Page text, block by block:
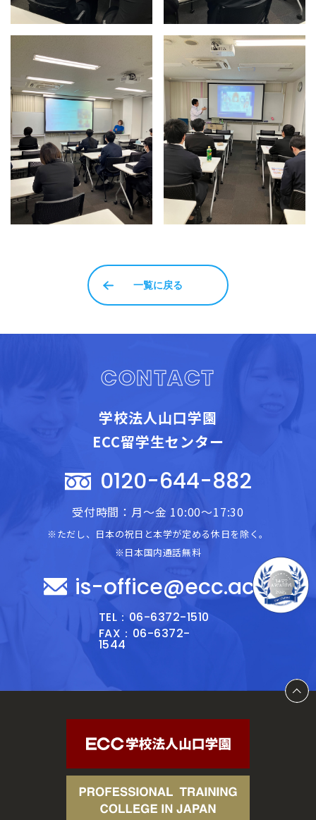
一覧に戻る
CONTACT
学校法人山口学園
ECC留学生センター
0120-644-882
受付時間：月～金 10:00～17:30
※ただし、日本の祝日と本学が定める休日を除く。
※日本国内通話無料
is-office@ecc.ac.jp
TEL：06-6372-1510
FAX：06-6372-
1544